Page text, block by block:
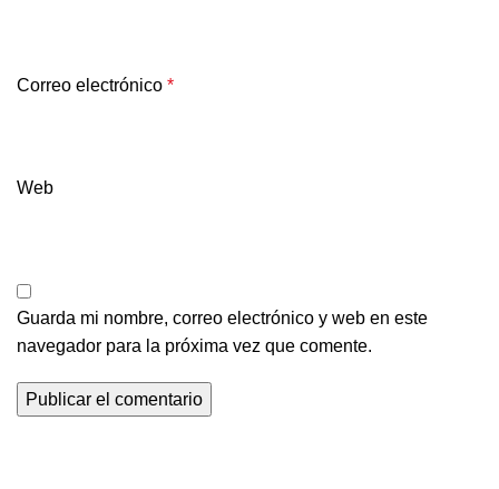
Correo electrónico *
Web
Guarda mi nombre, correo electrónico y web en este
navegador para la próxima vez que comente.